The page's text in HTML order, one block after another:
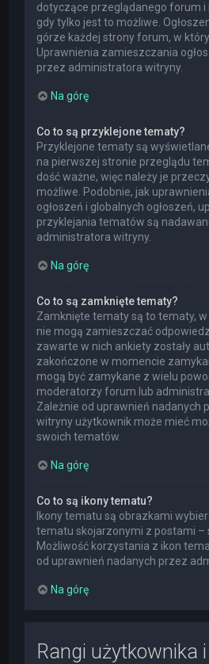
dotyczące przeglądanego forum i
gdy tylko jest to możliwe.
górze każdej strony forum, w
Uprawnienia zamieszczania
przez administratora witryny.
Na górę
Co to są przyklejone tematy?
Przyklejone tematy są
na pierwszej stronie przeglądu
dość ważne, więc należy je
możliwe. Podobnie, jak
ogłoszeń i globalnych ogłoszeń,
przyklejania tematów są
administratora witryny.
Na górę
Co to są zamknięte tematy?
Zamknięte tematy są to tematy,
nie mogą zamieszczać
zawarte w nich ankiety zostały
zakończone w momencie
mogą być zamykane z wielu
moderatorzy forum lub
Zależnie od uprawnień nadanych
witryny użytkownik może mieć
swoich tematów.
Na górę
Co to są ikony tematu?
Ikony tematu są obrazkami
tematu skojarzonymi z postami –
Możliwość korzystania z ikon
od uprawnień nadanych przez
Na górę
Rangi użytkownika